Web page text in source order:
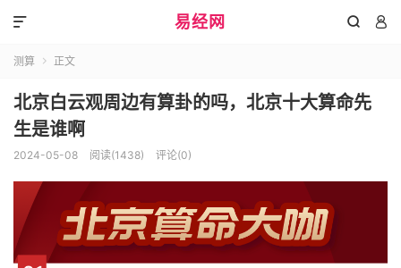
易经网  

测算  正文
北京白云观周边有算卦的吗，北京十大算命先
生是谁啊
2024-05-08 阅读(1438) 评论(0)